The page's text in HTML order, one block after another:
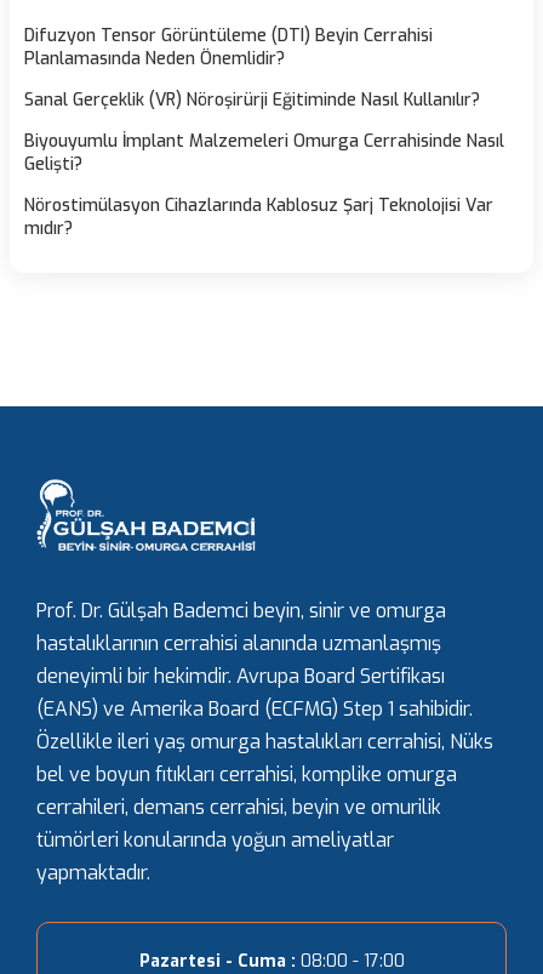
Difuzyon Tensor Görüntüleme (DTI) Beyin Cerrahisi
Planlamasında Neden Önemlidir?
Sanal Gerçeklik (VR) Nöroşirürji Eğitiminde Nasıl Kullanılır?
Biyouyumlu İmplant Malzemeleri Omurga Cerrahisinde Nasıl
Gelişti?
Nörostimülasyon Cihazlarında Kablosuz Şarj Teknolojisi Var
mıdır?
Prof. Dr. Gülşah Bademci beyin, sinir ve omurga
hastalıklarının cerrahisi alanında uzmanlaşmış
deneyimli bir hekimdir. Avrupa Board Sertifikası
(EANS) ve Amerika Board (ECFMG) Step 1 sahibidir.
Özellikle ileri yaş omurga hastalıkları cerrahisi, Nüks
bel ve boyun fıtıkları cerrahisi, komplike omurga
cerrahileri, demans cerrahisi, beyin ve omurilik
tümörleri konularında yoğun ameliyatlar
yapmaktadır.
Pazartesi - Cuma : 08:00 - 17:00